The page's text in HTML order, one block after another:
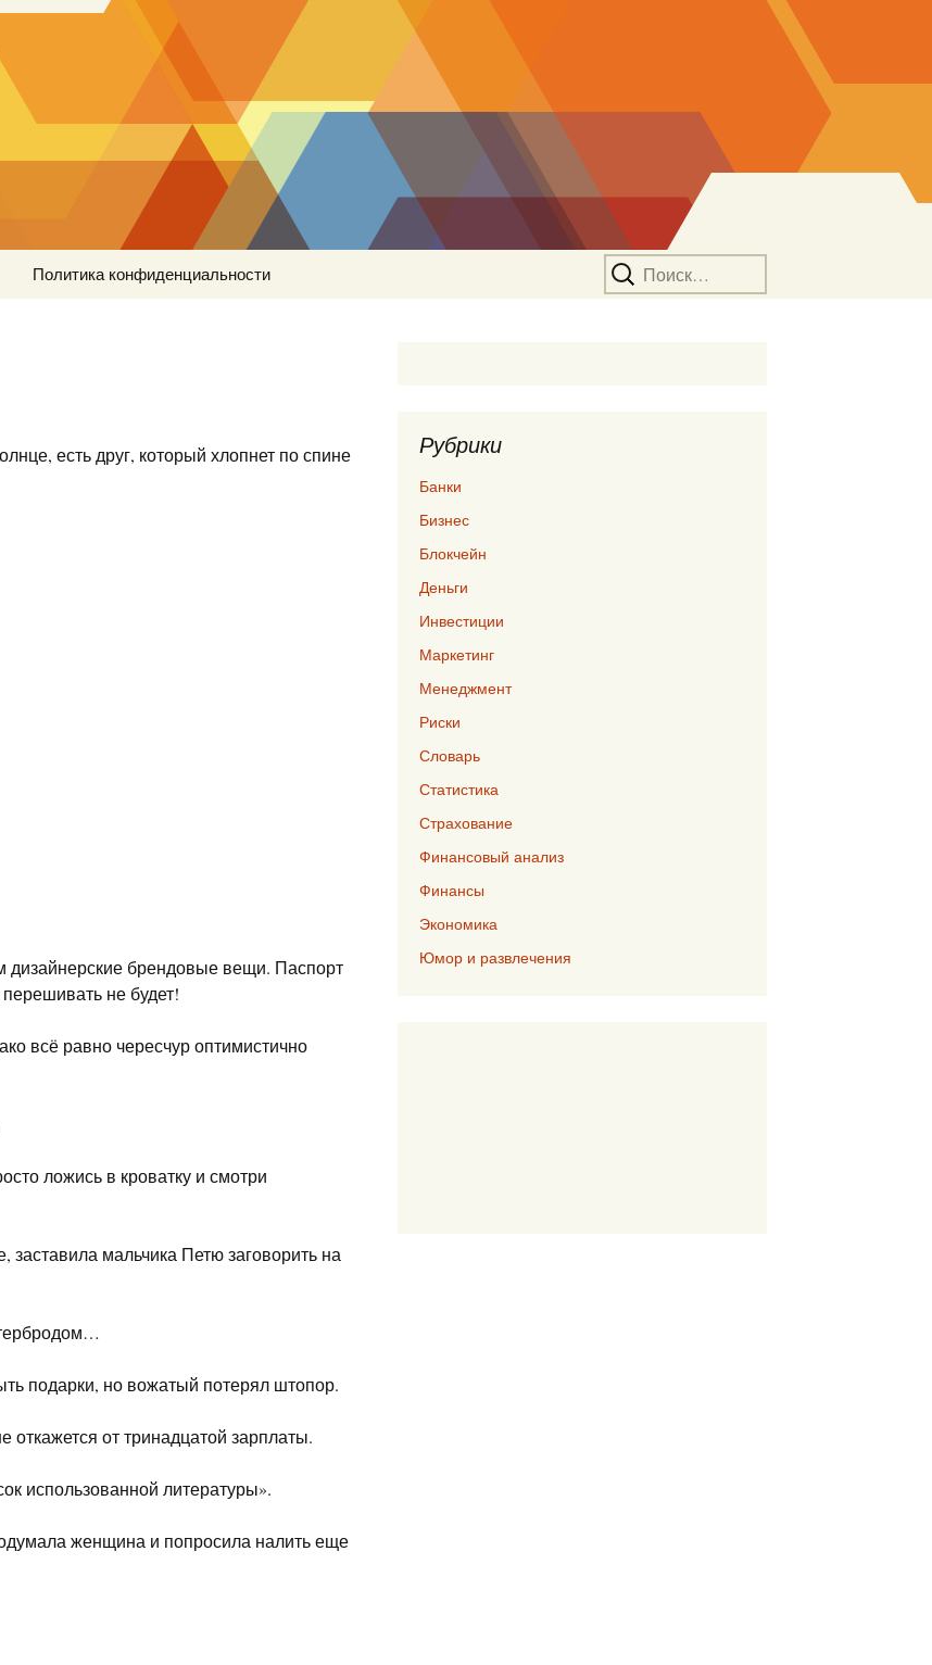
Политика конфиденциальности Найти:
есть друг, который хлопнет по спине
брендовые вещи. Паспорт
не будет!
всё равно чересчур оптимистично
ложись в кроватку и смотри
мальчика Петю заговорить на
подарки, но вожатый потерял штопор.
от тринадцатой зарплаты.
использованной литературы».
женщина и попросила налить еще
Рубрики
Банки
Бизнес
Блокчейн
Деньги
Инвестиции
Маркетинг
Менеджмент
Риски
Словарь
Статистика
Страхование
Финансовый анализ
Финансы
Экономика
Юмор и развлечения